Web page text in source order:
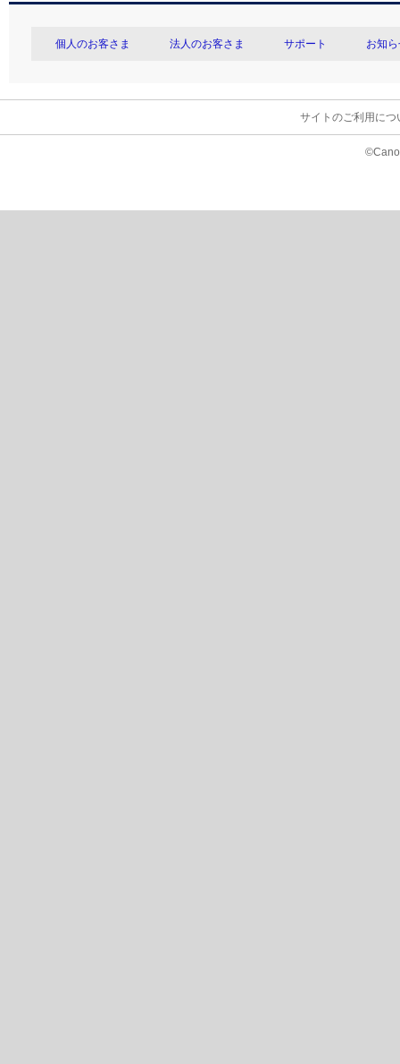
個人のお客さま 法人のお客さま サポート お知
サイトのご利用につ